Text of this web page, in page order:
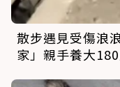
散步遇見受傷浪
家」親手養大